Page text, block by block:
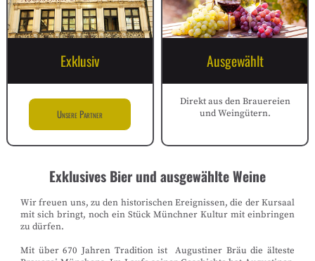
Exklusiv
Unsere Partner
Ausgewählt
Direkt aus den Brauereien
und Weingütern.
Exklusives Bier und ausgewählte Weine
Wir freuen uns, zu den historischen Ereignissen, die der Kursaal
mit sich bringt, noch ein Stück Münchner Kultur mit einbringen
zu dürfen.
Mit über 670 Jahren Tradition ist Augustiner Bräu die älteste